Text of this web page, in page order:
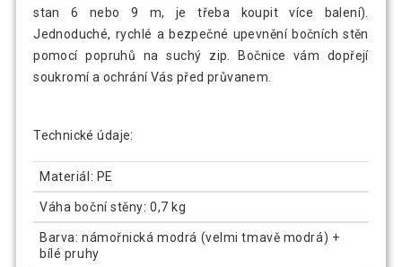
stan 6 nebo 9 m, je třeba koupit více balení).
Jednoduché, rychlé a bezpečné upevnění bočních stěn
pomocí popruhů na suchý zip. Bočnice vám dopřejí
soukromí a ochrání Vás před průvanem.
Technické údaje:
Materiál: PE
Váha boční stěny: 0,7 kg
Barva: námořnická modrá (velmi tmavě modrá) +
bílé pruhy